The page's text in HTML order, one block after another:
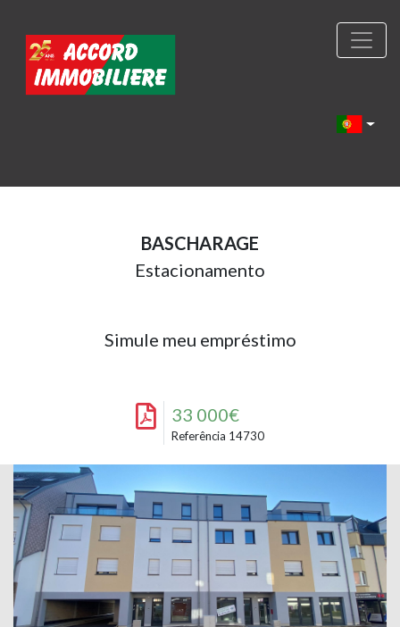
BASCHARAGE
Estacionamento
Simule meu empréstimo
33 000€
Referência 14730